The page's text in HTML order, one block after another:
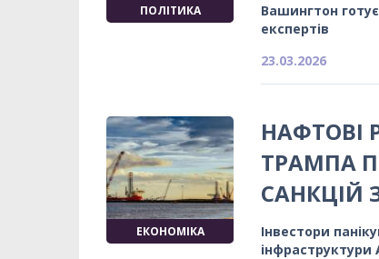
ПОЛІТИКА
Вашингтон
експертів
23.03.2026
ЕКОНОМІКА
НАФТОВІ
ТРАМПА
САНКЦІЙ
Інвестори
інфраструктури